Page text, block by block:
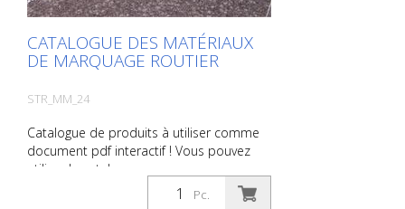
CATALOGUE DES MATÉRIAUX
DE MARQUAGE ROUTIER
STR_MM_24
Catalogue de produits à utiliser comme
document pdf interactif ! Vous pouvez
utiliser le catalogue sous
Téléchargements dans la langue de votre
choix. Si vous avez également besoin du
Pc.